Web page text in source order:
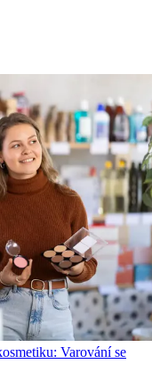
Varování se